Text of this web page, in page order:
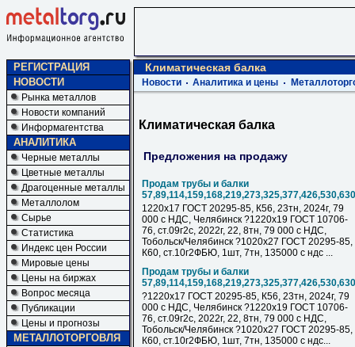
РЕГИСТРАЦИЯ
НОВОСТИ
Рынка металлов
Новости компаний
Информагентства
АНАЛИТИКА
Черные металлы
Цветные металлы
Драгоценные металлы
Металлолом
Сырье
Статистика
Индекс цен России
Мировые цены
Цены на биржах
Вопрос месяца
Публикации
Цены и прогнозы
МЕТАЛЛОТОРГОВЛЯ
Климатическая балка
Новости Аналитика и цены
Климатическая балка
Предложения на продажу
Продам трубы и балки
1220х17 ГОСТ 20295-85, К56, 23тн, 2024г, 79
000 с НДC, Челябинск ?1220х19 ГОСТ 10706-
76, ст.09г2с, 2022г, 22, 8тн, 79 000 с НДC,
Тобольск/Челябинск ?1020х27 ГОСТ 20295-85,
К60, ст.10г2ФБЮ, 1шт, 7тн, 135000 с ндс ...
Продам трубы и балки
?1220х17 ГОСТ 20295-85, К56, 23тн, 2024г, 79
000 с НДC, Челябинск ?1220х19 ГОСТ 10706-
76, ст.09г2с, 2022г, 22, 8тн, 79 000 с НДC,
Тобольск/Челябинск ?1020х27 ГОСТ 20295-85,
К60, ст.10г2ФБЮ, 1шт, 7тн, 135000 с ндс...